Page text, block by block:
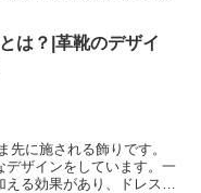
備えています。 また、
、型押しやステッチなど
用の遊革は、一般的に幅
り、時計のケースに合わ
さや幅が異なるものが
せて選ぶことができま
す。 耐久性と柔軟性を備
なる色の革や素材を使用
は？|革靴のデザイ
ザインをしています。一
る効果があり、ドレスシ